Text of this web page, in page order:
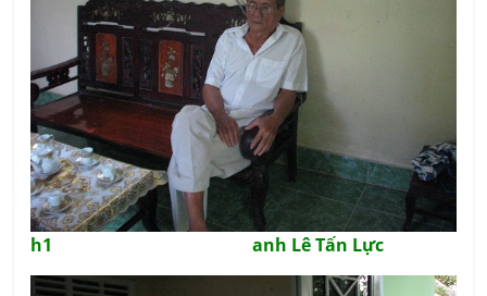
h1 anh Lê Tấn Lực